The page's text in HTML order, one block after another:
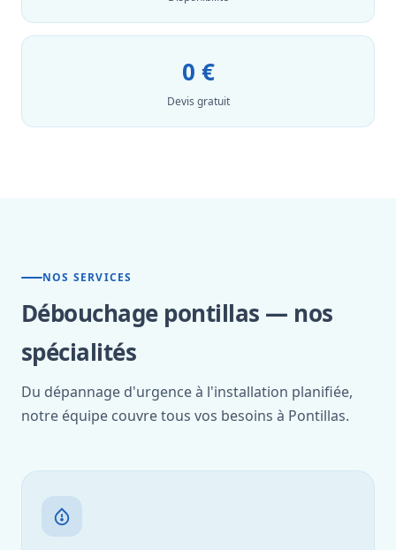
0 €
Devis gratuit
NOS SERVICES
Débouchage pontillas — nos
spécialités
Du dépannage d'urgence à l'installation planifiée,
notre équipe couvre tous vos besoins à Pontillas.